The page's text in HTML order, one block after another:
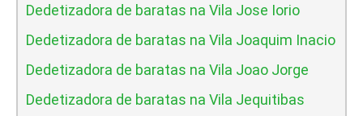
Dedetizadora de baratas na Vila Jose Iorio
Dedetizadora de baratas na Vila Joaquim Inacio
Dedetizadora de baratas na Vila Joao Jorge
Dedetizadora de baratas na Vila Jequitibas